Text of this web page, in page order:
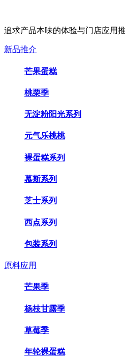
追求产品本味的体验与门店应用
新品推介
芒果蛋糕
桃栗季
无淀粉阳光系列
元气乐桃桃
裸蛋糕系列
慕斯系列
芝士系列
西点系列
包装系列
原料应用
芒果季
杨枝甘露季
草莓季
年轮裸蛋糕